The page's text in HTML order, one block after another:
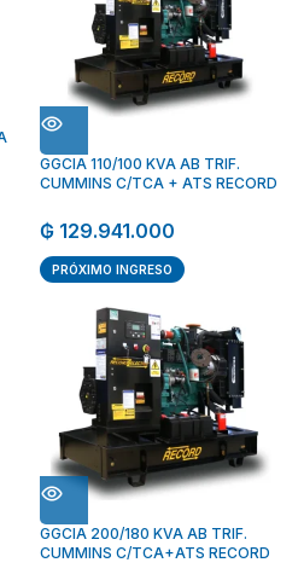
GGCIA 110/100 KVA AB TRIF.
CUMMINS C/TCA + ATS RECORD
₲ 129.941.000
PRÓXIMO INGRESO
GGCIA 200/180 KVA AB TRIF.
CUMMINS C/TCA+ATS RECORD